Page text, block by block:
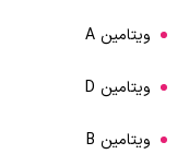
ویتامین A
ویتامین D
ویتامین B